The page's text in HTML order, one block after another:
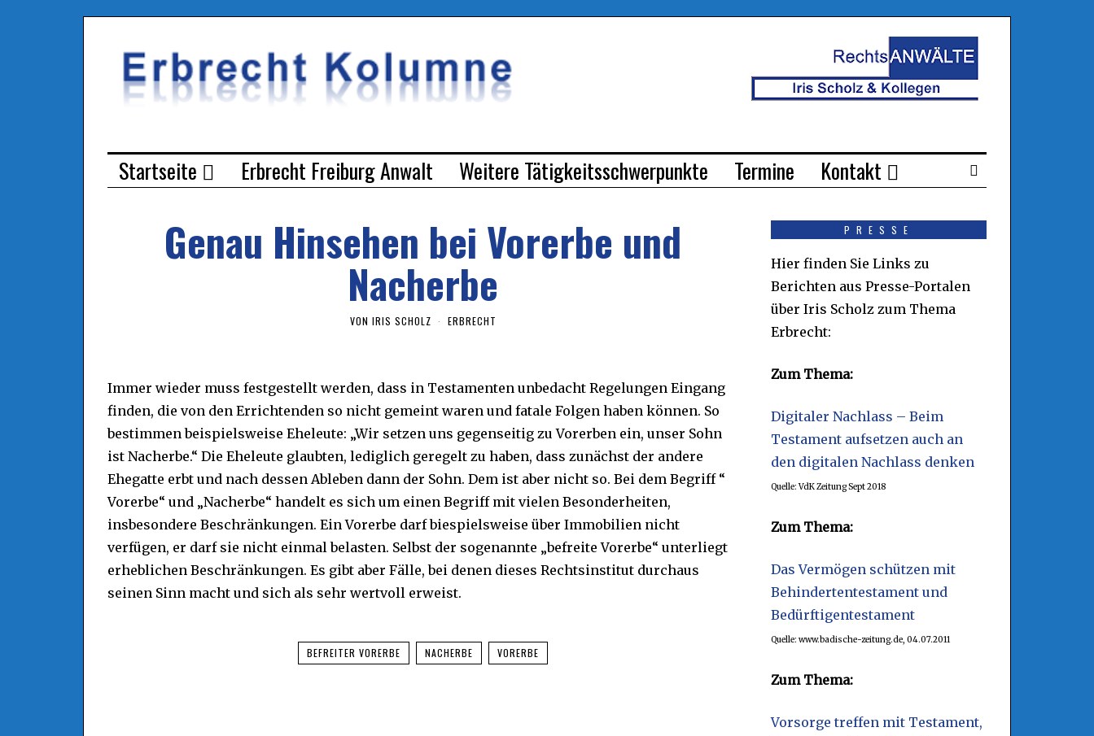
Startseite Erbrecht Freiburg Anwalt Weitere Tätigkeitsschwerpunkte Termine Kontakt
Genau Hinsehen bei Vorerbe und
Nacherbe
VON IRIS SCHOLZ ERBRECHT
Immer wieder muss festgestellt werden, dass in Testamenten unbedacht Regelungen Eingang
finden, die von den Errichtenden so nicht gemeint waren und fatale Folgen haben können. So
bestimmen beispielsweise Eheleute: „Wir setzen uns gegenseitig zu Vorerben ein, unser Sohn
ist Nacherbe.“ Die Eheleute glaubten, lediglich geregelt zu haben, dass zunächst der andere
Ehegatte erbt und nach dessen Ableben dann der Sohn. Dem ist aber nicht so. Bei dem Begriff “
Vorerbe“ und „Nacherbe“ handelt es sich um einen Begriff mit vielen Besonderheiten,
insbesondere Beschränkungen. Ein Vorerbe darf biespielsweise über Immobilien nicht
verfügen, er darf sie nicht einmal belasten. Selbst der sogenannte „befreite Vorerbe“ unterliegt
erheblichen Beschränkungen. Es gibt aber Fälle, bei denen dieses Rechtsinstitut durchaus
seinen Sinn macht und sich als sehr wertvoll erweist.
BEFREITER VORERBE NACHERBE VORERBE
PRESSE
Hier finden Sie Links zu
Berichten aus Presse-Portalen
über Iris Scholz zum Thema
Erbrecht:
Zum Thema:
Digitaler Nachlass – Beim
Testament aufsetzen auch an
den digitalen Nachlass denken
Quelle: VdK Zeitung Sept 2018
Zum Thema:
Das Vermögen schützen mit
Behindertentestament und
Bedürftigentestament
Quelle: www.badische-zeitung.de, 04.07.2011
Zum Thema:
Vorsorge treffen mit Testament,